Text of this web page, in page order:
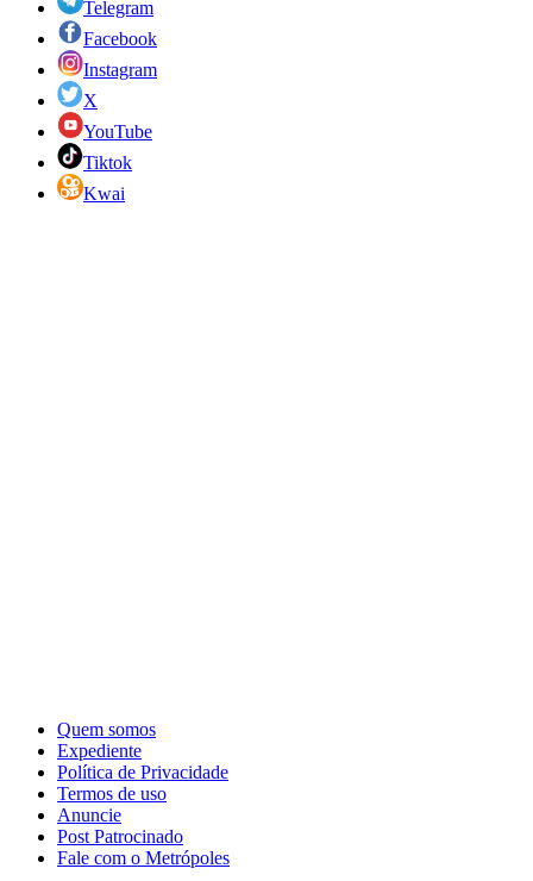
Telegram
Facebook
Instagram
X
YouTube
Tiktok
Kwai
Quem somos
Expediente
Política de Privacidade
Termos de uso
Anuncie
Post Patrocinado
Fale com o Metrópoles